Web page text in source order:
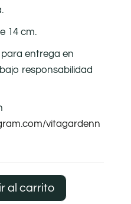
14 cm.
para entrega en
responsabilidad
vitagardenn
al carrito